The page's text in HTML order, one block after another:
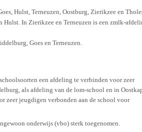
Hulst, Terneuzen, Oostburg, Zierikzee en
In Zierikzee en Terneuzen is een zmlk-
Goes en Terneuzen.
een afdeling te verbinden voor zeer
als afdeling van de lom-school en in
zeer jeugdigen verbonden aan de school voor
onderwijs (vbo) sterk toegenomen.